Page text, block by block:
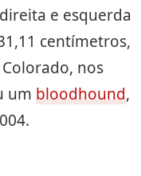
e esquerda
centímetros,
nos
um bloodhound,